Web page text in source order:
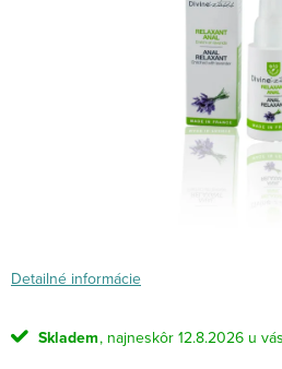
Detailné informácie
Skladem 12.8.2026